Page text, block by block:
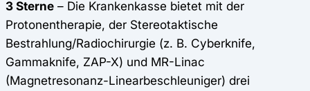
3 Sterne – Die Krankenkasse bietet mit der
Protonentherapie, der Stereotaktische
Bestrahlung/Radiochirurgie (z. B. Cyberknife,
Gammaknife, ZAP-X) und MR-Linac
(Magnetresonanz-Linearbeschleuniger) drei